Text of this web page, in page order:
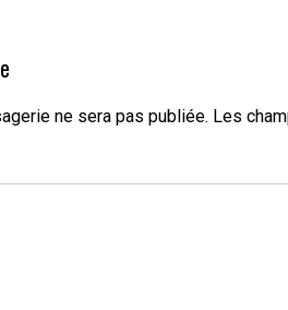
ne sera pas publiée. Les